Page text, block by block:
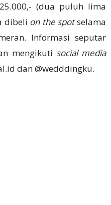
(dua puluh lima
dibeli on the spotselama
Informasi seputar
mengikuti social media
dan @wedddingku.